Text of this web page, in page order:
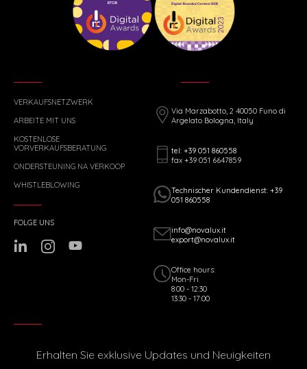
VERKAUFSNETZWERK
ARBEITE MIT UNS
KOSTENLOSE
VORVERKAUFSBERATUNG
ONDERSTEUNING NA VERKOOP
WHISTLEBLOWING
Via Marzabotto, 2 40050 Funo di
Argelato Bologna, Italy
tel: +39 051 860558
fax +39 051 6647859
Technischer Kundendienst: +39
051 860558
info@novalux.it
export@novalux.it
Office hours:
Mon-Fri
8:00 - 12:30
13:30 - 17:00
FOLGE UNS
Erhalten Sie exklusive Updates und Neuigkeiten